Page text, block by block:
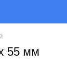
55 мм